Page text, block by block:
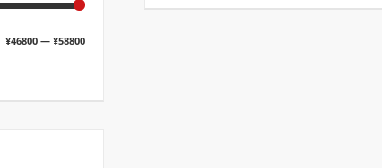
最最
¥46800 — ¥58800